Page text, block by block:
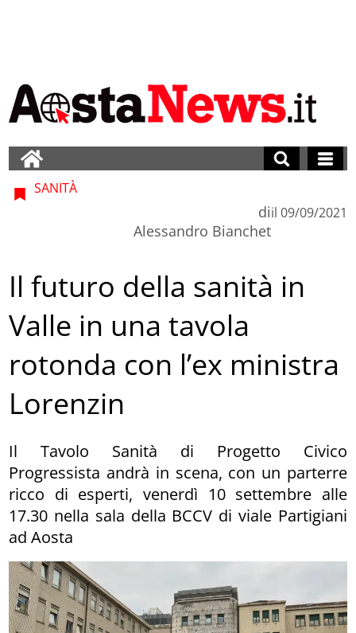
SANITÀ
di
Alessandro Bianchet
il 09/09/2021
Il futuro della sanità in
Valle in una tavola
rotonda con l’ex ministra
Lorenzin
Il Tavolo Sanità di Progetto Civico
Progressista andrà in scena, con un parterre
ricco di esperti, venerdì 10 settembre alle
17.30 nella sala della BCCV di viale Partigiani
ad Aosta